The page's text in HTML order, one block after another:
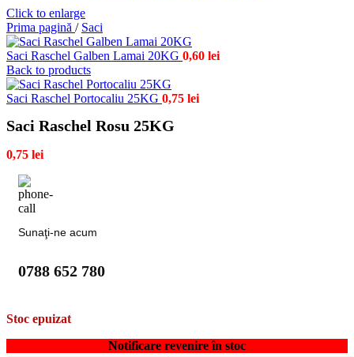
Click to enlarge
Prima pagină / Saci
Saci Raschel Galben Lamai 20KG 0,60 lei
Back to products
Saci Raschel Portocaliu 25KG 0,75 lei
Saci Raschel Rosu 25KG
0,75 lei
Sunaţi-ne acum
0788 652 780
Stoc epuizat
Notificare revenire în stoc